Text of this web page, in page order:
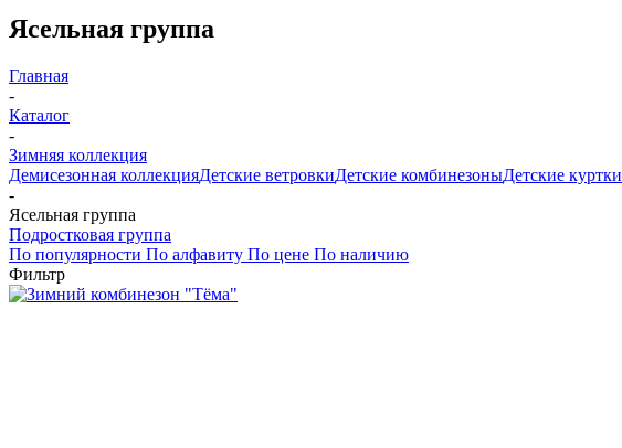
Ясельная группа
Главная
-
Каталог
-
Зимняя коллекция
Демисезонная коллекцияДетские ветровкиДетские комбинезоныДетские куртки
-
Ясельная группа
Подростковая группа
По популярности По алфавиту По цене По наличию
Фильтр